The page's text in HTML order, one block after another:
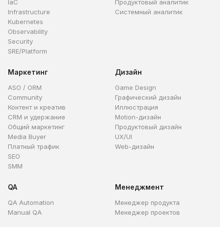
IaC
Infrastructure
Kubernetes
Observability
Security
SRE/Platform
Продуктовый аналитик
Системный аналитик
Маркетинг
ASO / ORM
Community
Контент и креатив
CRM и удержание
Общий маркетинг
Media Buyer
Платный трафик
SEO
SMM
Дизайн
Game Design
Графический дизайн
Иллюстрация
Motion-дизайн
Продуктовый дизайн
UX/UI
Web-дизайн
QA
QA Automation
Manual QA
Менеджмент
Менеджер продукта
Менеджер проектов